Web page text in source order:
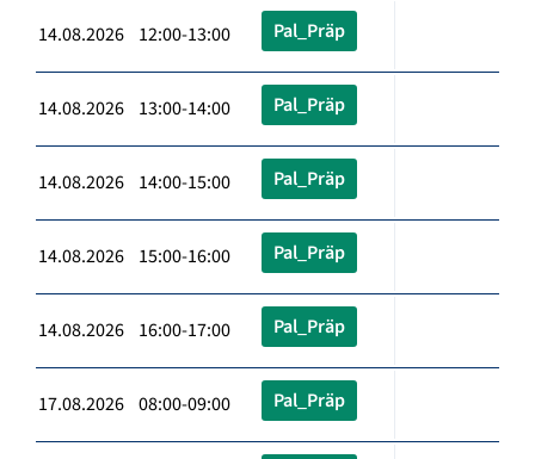
14.08.2026 12:00-13:00 Pal_Präp
14.08.2026 13:00-14:00 Pal_Präp
14.08.2026 14:00-15:00 Pal_Präp
14.08.2026 15:00-16:00 Pal_Präp
14.08.2026 16:00-17:00 Pal_Präp
17.08.2026 08:00-09:00 Pal_Präp